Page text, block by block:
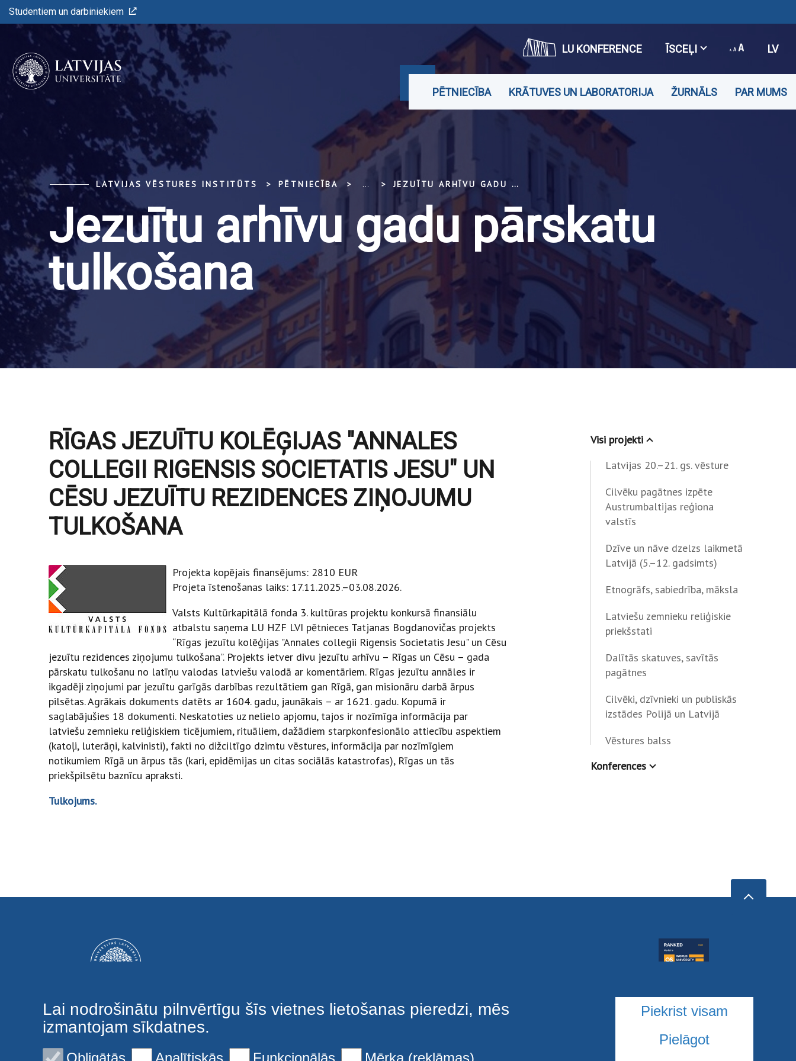
Studentiem un darbiniekiem
LU KONFERENCE ĪSCEĻI LV
PĒTNIECĪBA KRĀTUVES UN LABORATORIJA ŽURNĀLS PAR MUMS
LATVIJAS VĒSTURES INSTITŪTS PĒTNIECĪBA ... JEZUĪTU ARHĪVU GADU PĀRSKATU TULKOŠANA
Jezuītu arhīvu gadu pārskatu
tulkošana
RĪGAS JEZUĪTU KOLĒĢIJAS "ANNALES
COLLEGII RIGENSIS SOCIETATIS JESU" UN
CĒSU JEZUĪTU REZIDENCES ZIŅOJUMU
TULKOŠANA
Projekta kopējais finansējums: 2810 EUR
Projeta īstenošanas laiks: 17.11.2025.–03.08.2026.
Valsts Kultūrkapitālā fonda 3. kultūras projektu konkursā finansiālu
atbalstu saņema LU HZF LVI pētnieces Tatjanas Bogdanovičas projekts
“Rīgas jezuītu kolēģijas "Annales collegii Rigensis Societatis Jesu" un Cēsu
jezuītu rezidences ziņojumu tulkošana”. Projekts ietver divu jezuītu arhīvu – Rīgas un Cēsu – gada
pārskatu tulkošanu no latīņu valodas latviešu valodā ar komentāriem. Rīgas jezuītu annāles ir
ikgadēji ziņojumi par jezuītu garīgās darbības rezultātiem gan Rīgā, gan misionāru darbā ārpus
pilsētas. Agrākais dokuments datēts ar 1604. gadu, jaunākais – ar 1621. gadu. Kopumā ir
saglabājušies 18 dokumenti. Neskatoties uz nelielo apjomu, tajos ir nozīmīga informācija par
latviešu zemnieku reliģiskiem ticējumiem, rituāliem, dažādiem starpkonfesionālo attiecību aspektiem
(katoļi, luterāņi, kalvinisti), fakti no dižciltīgo dzimtu vēstures, informācija par nozīmīgiem
notikumiem Rīgā un ārpus tās (kari, epidēmijas un citas sociālās katastrofas), Rīgas un tās
priekšpilsētu baznīcu apraksti.
Tulkojums.
Visi projekti
Latvijas 20.–21. gs. vēsture
Cilvēku pagātnes izpēte
Austrumbaltijas reģiona
valstīs
Dzīve un nāve dzelzs laikmetā
Latvijā (5.–12. gadsimts)
Etnogrāfs, sabiedrība, māksla
Latviešu zemnieku reliģiskie
priekšstati
Dalītās skatuves, savītās
pagātnes
Cilvēki, dzīvnieki un publiskās
izstādes Polijā un Latvijā
Vēstures balss
Konferences
Lai nodrošinātu pilnvērtīgu šīs vietnes lietošanas pieredzi, mēs
izmantojam sīkdatnes.
Obligātās Analītiskās Funkcionālās Mērķa (reklāmas)
Piekrist visam
Pielāgot